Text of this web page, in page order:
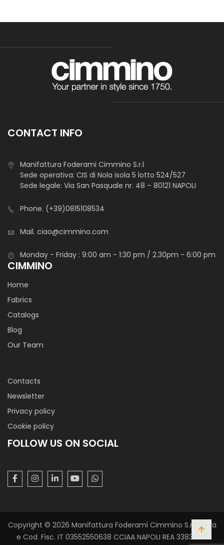
CONTACT INFO
Manifattura Foderami Cimmino S.r.l
Sede operativa: CIS di Nola isola 5 lotto 524/527
Sede legale: Via San Pasquale nr. 48 – 80121 NAPOLI
Phone. (+39)0815108534
Mail. ciao@cimmino.com
Monday - Friday : 9:00 am - 1:30 pm / 2.30pm - 6:00 pm
CIMMINO
Home
Fabrics
Catalogs
Blog
Our Team
Contacts
Newsletter
Privacy policy
Cookie policy
FOLLOW US ON SOCIAL
Copyright © 2026 Manifattura Foderami Cimmino S.r.l. P. Iva
e Cod. Fisc. IT 03552550638 CCIAA NAPOLI REA 338305 -